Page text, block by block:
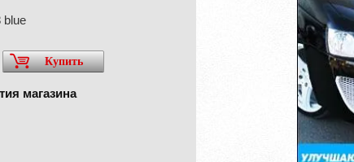
blue
Купить
магазина